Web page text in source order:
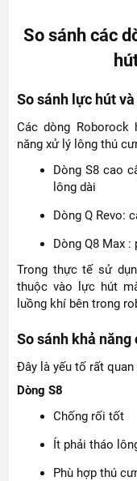
So sánh các
So sánh lực hút
Các dòng
năng xử lý lông thú
Dòng S8 cao
lông dài
Dòng Q Revo:
Dòng Q8 Max :
Trong thực tế sử
thuộc vào lực hút
luồng khí bên trong
So sánh khả năng
Đây là yếu tố rất
Dòng S8
Chống rối tốt
Ít phải tháo
Phù hợp thú